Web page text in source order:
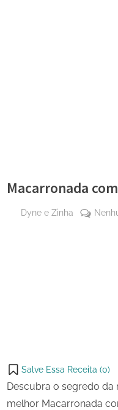
Macarronada
By
Dyne e Zinha
on
X
Salve Essa Receita (0)
Descubra o segredo
melhor Macarronada